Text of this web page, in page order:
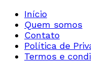
Início
Quem somos
Contato
Política de
Termos e